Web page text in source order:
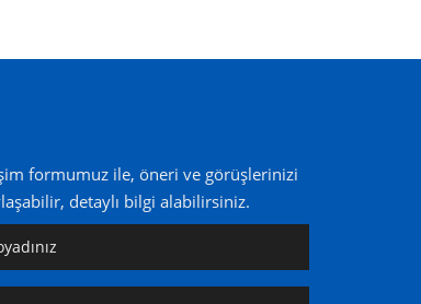
formumuz ile, öneri ve görüşlerinizi
detaylı bilgi alabilirsiniz.